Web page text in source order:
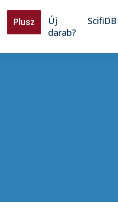
Plusz
Új
darab?
ScifiDB